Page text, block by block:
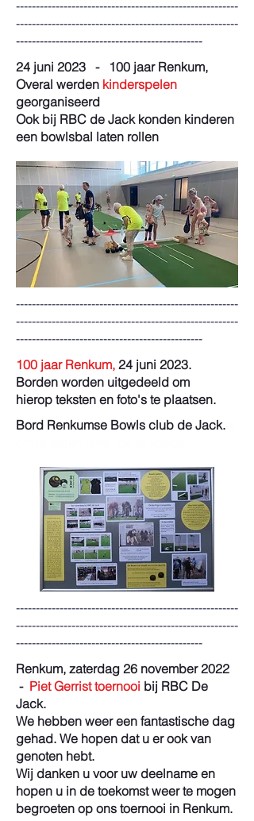
--------------------------------------------------------
--------------------------------------------------------
-----------------------------------------------
24 juni 2023 - 100 jaar Renkum,
Overal werden kinderspelen
georganiseerd
Ook bij RBC de Jack konden kinderen
een bowlsbal laten rollen
--------------------------------------------------------
--------------------------------------------------------
-----------------------------------------------
100 jaar Renkum, 24 juni 2023.
Borden worden uitgedeeld om
hierop teksten en foto's te plaatsen.
Bord Renkumse Bowls club de Jack.
--------------------------------------------------------
--------------------------------------------------------
-----------------------------------------------
Renkum, zaterdag 26 november 2022
- Piet Gerrist toernooi bij RBC De
Jack.
We hebben weer een fantastische dag
gehad. We hopen dat u er ook van
genoten hebt.
Wij danken u voor uw deelname en
hopen u in de toekomst weer te mogen
begroeten op ons toernooi in Renkum.